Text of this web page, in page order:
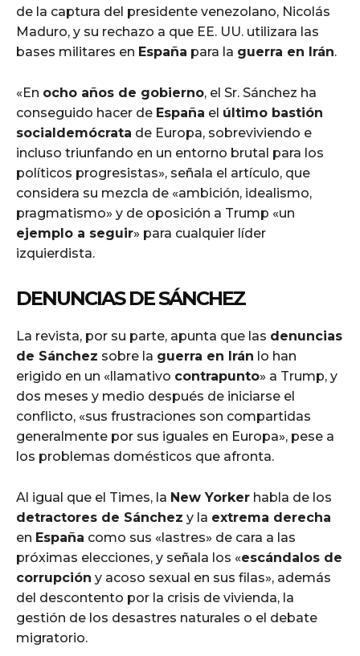
de la captura del presidente venezolano, Nicolás
Maduro, y su rechazo a que EE. UU. utilizara las
bases militares en España para la guerra en Irán.
«En ocho años de gobierno, el Sr. Sánchez ha
conseguido hacer de España el último bastión
socialdemócrata de Europa, sobreviviendo e
incluso triunfando en un entorno brutal para los
políticos progresistas», señala el artículo, que
considera su mezcla de «ambición, idealismo,
pragmatismo» y de oposición a Trump «un
ejemplo a seguir» para cualquier líder
izquierdista.
DENUNCIAS DE SÁNCHEZ
La revista, por su parte, apunta que las denuncias
de Sánchez sobre la guerra en Irán lo han
erigido en un «llamativo contrapunto» a Trump, y
dos meses y medio después de iniciarse el
conflicto, «sus frustraciones son compartidas
generalmente por sus iguales en Europa», pese a
los problemas domésticos que afronta.
Al igual que el Times, la New Yorker habla de los
detractores de Sánchez y la extrema derecha
en España como sus «lastres» de cara a las
próximas elecciones, y señala los «escándalos de
corrupción y acoso sexual en sus filas», además
del descontento por la crisis de vivienda, la
gestión de los desastres naturales o el debate
migratorio.